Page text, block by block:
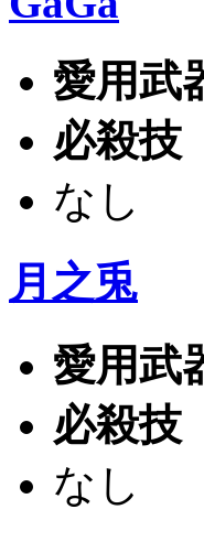
愛用武
必殺技
なし
月之兎
愛用武
必殺技
なし